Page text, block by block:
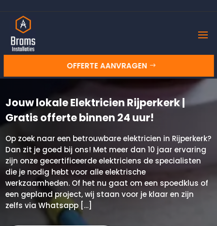
OFFERTE AANVRAGEN
Jouw lokale Elektricien Rijperkerk |
Gratis offerte binnen 24 uur!
Op zoek naar een betrouwbare elektricien in Rijperkerk?
Dan zit je goed bij ons! Met meer dan 10 jaar ervaring
zijn onze gecertificeerde elektriciens de specialisten
die je nodig hebt voor alle elektrische
werkzaamheden. Of het nu gaat om een spoedklus of
een gepland project, wij staan voor je klaar en zijn
zelfs via Whatsapp […]